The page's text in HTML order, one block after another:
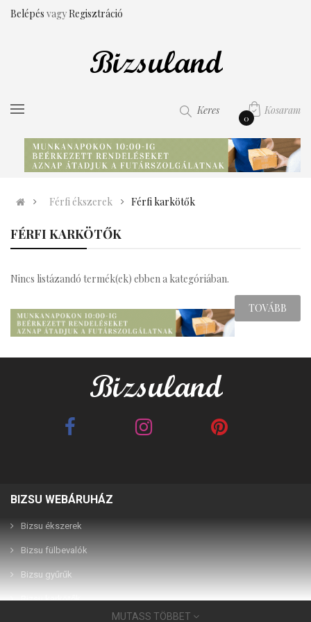
Belépés vagyRegisztráció
Kosaram
0
Keres
Férfi ékszerek Férfi karkötők
FÉRFI KARKÖTŐK
Nincs listázandó termék(ek) ebben a kategóriában.
TOVÁBB
BIZSU WEBÁRUHÁZ
Bizsu ékszerek
Bizsu fülbevalók
Bizsu gyűrűk
Bizsu karkötők
MUTASS TÖBBET